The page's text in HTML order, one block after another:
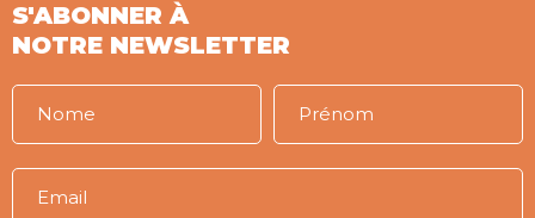
S'ABONNER À
NOTRE NEWSLETTER